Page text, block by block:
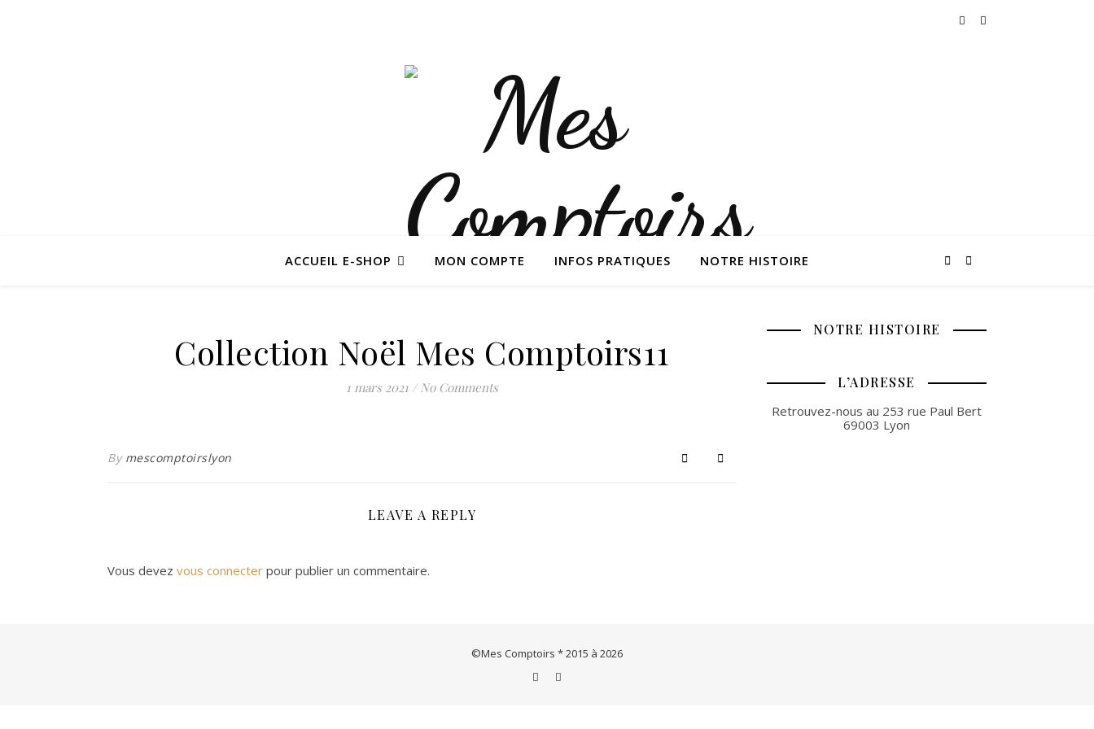
ACCUEIL E-SHOP MON COMPTE INFOS PRATIQUES NOTRE HISTOIRE
Collection Noël Mes Comptoirs11
1 mars 2021 / No Comments
By mescomptoirslyon
LEAVE A REPLY
Vous devez vous connecter pour publier un commentaire.
NOTRE HISTOIRE
L’ADRESSE
Retrouvez-nous au 253 rue Paul Bert
69003 Lyon
©Mes Comptoirs * 2015 à 2026